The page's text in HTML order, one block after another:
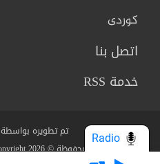
کوردی
اتصل بنا
خدمة RSS
تم تطويره بواسطة Arcella Telecom.
جميع الحقوق محفوظة © copyright 2026 - مؤسسة شفق للثقافة والاعلام
Radio